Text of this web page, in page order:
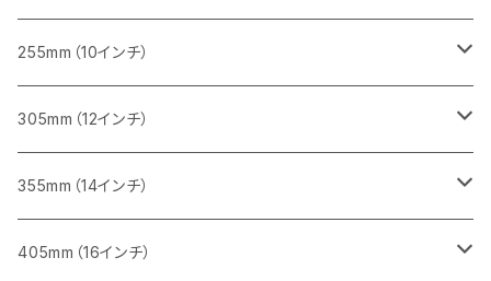
インターロッキング切断用
鋳鉄管切断用
ヒューム管・U字溝切断用
レンガ切断用
インターロッキング切断用
鋳鉄管切断用
ヒューム管・U字溝切断用
レンガ切断用
インターロッキング切断用
鋳鉄管切断用
ヒューム管・U字溝切断用
ブロック切断用
レンガ切断用
インターロッキング切断用
鋳鉄管切断用
コンクリート切断用
ブロック切断用
レンガ切断用
インターロッキング切断用
みかげ石（御影石）切断用
コンクリート切断用
ブロック切断用
レンガ切断用
255mm（10インチ）
コンクリート切断用
一般道路カッター用
ブロック切断用
レンガ切断用
305mm（12インチ）
みかげ石（御影石）切断用
セグメント
鉄筋コンクリート切断用
355mm（14インチ）
みかげ石（御影石）切断用
405mm（16インチ）